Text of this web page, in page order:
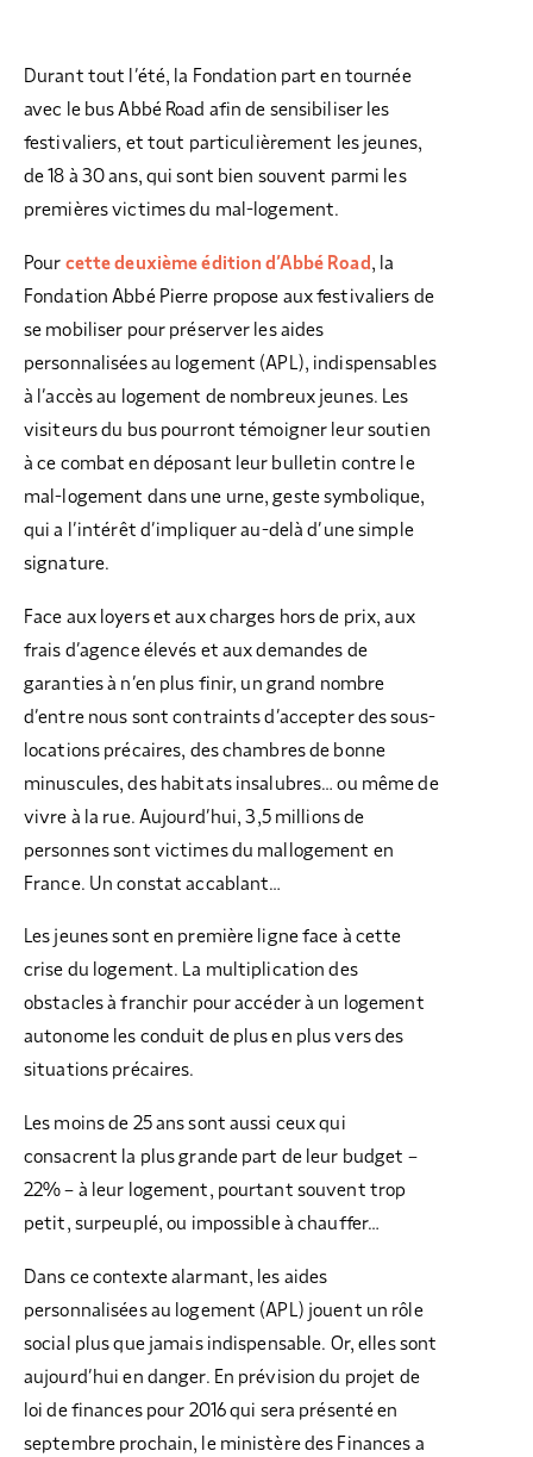
Durant tout l’été, la Fondation part en tournée
avec le bus Abbé Road afin de sensibiliser les
festivaliers, et tout particulièrement les jeunes,
de 18 à 30 ans, qui sont bien souvent parmi les
premières victimes du mal-logement.
Pour cette deuxième édition d’Abbé Road , la
Fondation Abbé Pierre propose aux festivaliers de
se mobiliser pour préserver les aides
personnalisées au logement (APL), indispensables
à l’accès au logement de nombreux jeunes. Les
visiteurs du bus pourront témoigner leur soutien
à ce combat en déposant leur bulletin contre le
mal-logement dans une urne, geste symbolique,
qui a l’intérêt d’impliquer au-delà d’une simple
signature.
Face aux loyers et aux charges hors de prix, aux
frais d’agence élevés et aux demandes de
garanties à n’en plus finir, un grand nombre
d’entre nous sont contraints d’accepter des sous-
locations précaires, des chambres de bonne
minuscules, des habitats insalubres… ou même de
vivre à la rue. Aujourd’hui, 3,5 millions de
personnes sont victimes du mallogement en
France. Un constat accablant…
Les jeunes sont en première ligne face à cette
crise du logement. La multiplication des
obstacles à franchir pour accéder à un logement
autonome les conduit de plus en plus vers des
situations précaires.
Les moins de 25 ans sont aussi ceux qui
consacrent la plus grande part de leur budget –
22% – à leur logement, pourtant souvent trop
petit, surpeuplé, ou impossible à chauffer…
Dans ce contexte alarmant, les aides
personnalisées au logement (APL) jouent un rôle
social plus que jamais indispensable. Or, elles sont
aujourd’hui en danger. En prévision du projet de
loi de finances pour 2016 qui sera présenté en
septembre prochain, le ministère des Finances a